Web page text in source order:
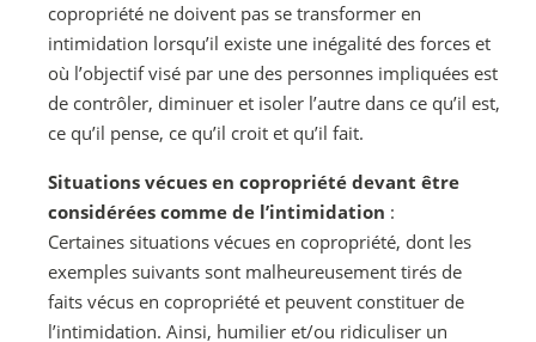
copropriété ne doivent pas se transformer en
intimidation lorsqu’il existe une inégalité des forces et
où l’objectif visé par une des personnes impliquées est
de contrôler, diminuer et isoler l’autre dans ce qu’il est,
ce qu’il pense, ce qu’il croit et qu’il fait.
Situations vécues en copropriété devant être
considérées comme de l’intimidation :
Certaines situations vécues en copropriété, dont les
exemples suivants sont malheureusement tirés de
faits vécus en copropriété et peuvent constituer de
l’intimidation. Ainsi, humilier et/ou ridiculiser un